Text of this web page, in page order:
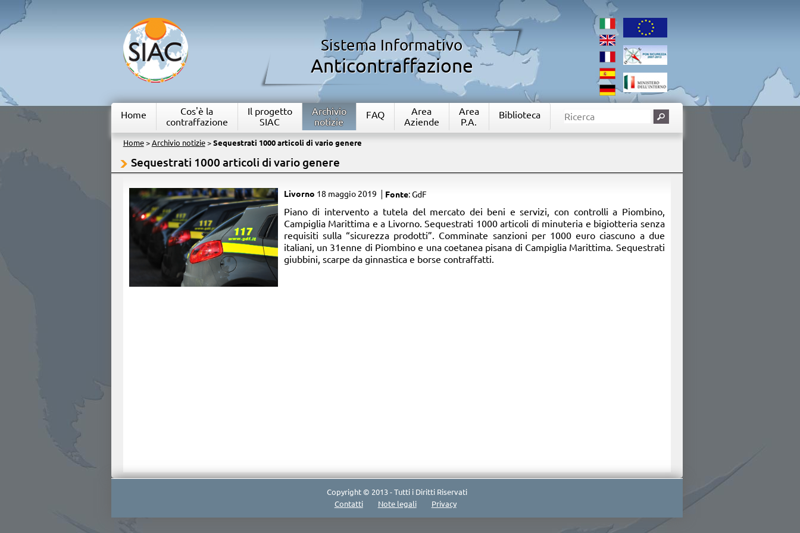
Sistema Informativo
Anticontraffazione
Home
Cos'è la
contraffazione
Il progetto
SIAC
Archivio
notizie
FAQ
Area
Aziende
Area
P.A.
Biblioteca
Home> Archivio notizie> Sequestrati 1000 articoli di vario genere
Sequestrati 1000 articoli di vario genere
Livorno 18 maggio 2019 Fonte: GdF
​Piano di intervento a tutela del mercato dei beni e servizi, con controlli a Piombino,
Campiglia Marittima e a Livorno. Sequestrati 1000 articoli di minuteria e bigiotteria senza
requisiti sulla “sicurezza prodotti”. Comminate sanzioni per 1000 euro ciascuno a due
italiani, un 31enne di Piombino e una coetanea pisana di Campiglia Marittima. Sequestrati
giubbini, scarpe da ginnastica e borse contraffatti.
Copyright © 2013 - Tutti i Diritti Riservati
Contatti
Note legali Privacy